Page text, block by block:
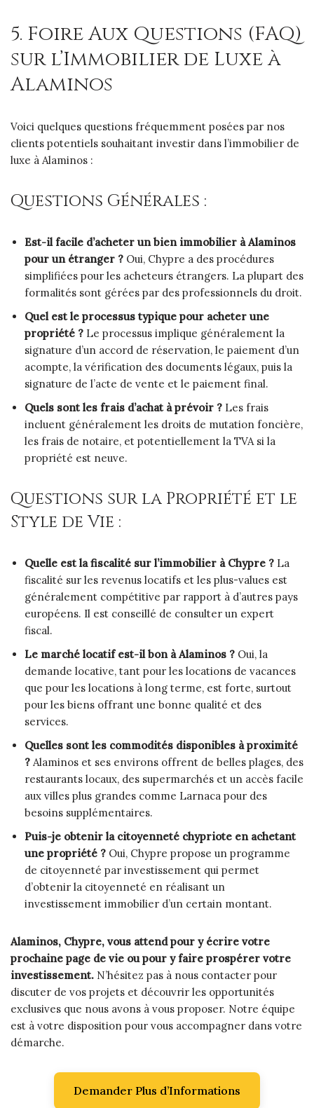
5. Foire Aux Questions (FAQ)
sur l’Immobilier de Luxe à
Alaminos
Voici quelques questions fréquemment posées par nos
clients potentiels souhaitant investir dans l’immobilier de
luxe à Alaminos :
Questions Générales :
Est-il facile d’acheter un bien immobilier à Alaminos
pour un étranger ? Oui, Chypre a des procédures
simplifiées pour les acheteurs étrangers. La plupart des
formalités sont gérées par des professionnels du droit.
Quel est le processus typique pour acheter une
propriété ? Le processus implique généralement la
signature d’un accord de réservation, le paiement d’un
acompte, la vérification des documents légaux, puis la
signature de l’acte de vente et le paiement final.
Quels sont les frais d’achat à prévoir ? Les frais
incluent généralement les droits de mutation foncière,
les frais de notaire, et potentiellement la TVA si la
propriété est neuve.
Questions sur la Propriété et le
Style de Vie :
Quelle est la fiscalité sur l’immobilier à Chypre ? La
fiscalité sur les revenus locatifs et les plus-values est
généralement compétitive par rapport à d’autres pays
européens. Il est conseillé de consulter un expert
fiscal.
Le marché locatif est-il bon à Alaminos ? Oui, la
demande locative, tant pour les locations de vacances
que pour les locations à long terme, est forte, surtout
pour les biens offrant une bonne qualité et des
services.
Quelles sont les commodités disponibles à proximité
? Alaminos et ses environs offrent de belles plages, des
restaurants locaux, des supermarchés et un accès facile
aux villes plus grandes comme Larnaca pour des
besoins supplémentaires.
Puis-je obtenir la citoyenneté chypriote en achetant
une propriété ? Oui, Chypre propose un programme
de citoyenneté par investissement qui permet
d’obtenir la citoyenneté en réalisant un
investissement immobilier d’un certain montant.
Alaminos, Chypre, vous attend pour y écrire votre
prochaine page de vie ou pour y faire prospérer votre
investissement. N’hésitez pas à nous contacter pour
discuter de vos projets et découvrir les opportunités
exclusives que nous avons à vous proposer. Notre équipe
est à votre disposition pour vous accompagner dans votre
démarche.
Demander Plus d’Informations